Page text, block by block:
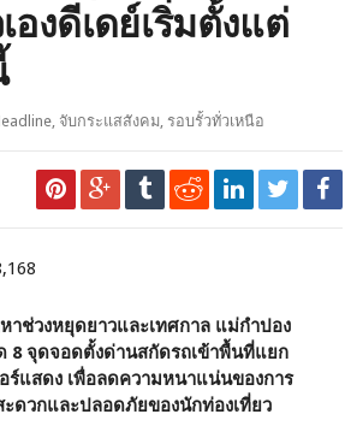
องดีเดย์เริ่มตั้งแต่
, จับกระแสสังคม, รอบรั้วทั่วเหนือ
ช่วงหยุดยาวและเทศกาล แม่กำปอง
8 จุดจอดตั้งด่านสกัดรถเข้าพื้นที่แยก
ร์แสดง เพื่อลดความหนาแน่นของการ
ะดวกและปลอดภัยของนักท่องเที่ยว